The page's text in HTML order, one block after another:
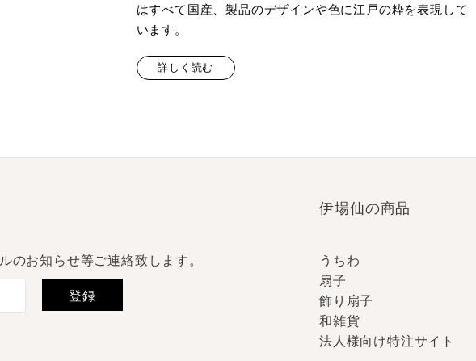
はすべて国産、製品のデザインや色に江戸の粋を表現して
います。
詳しく読む
のお知らせ等ご連絡致します。
伊場仙の商品
うちわ
扇子
飾り扇子
和雑貨
法人様向け特注サイト